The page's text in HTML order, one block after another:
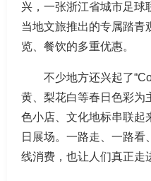
兴，一张浙江省城市足球
当地文旅推出的专属踏青
览、餐饮的多重优惠。
不少地方还兴起了
黄、梨花白等春日色彩为
色小店、文化地标串联起
日展场。一路走、一路
线消费，也让人们真正走